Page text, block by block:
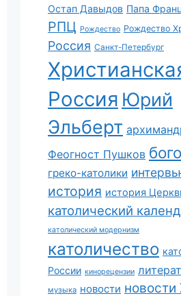
Остап Давыдов Папа
РПЦ Рождество Рождество
Россия Санкт-Петербург
Россия Юрий
Эльберт
Феогност Пушков
греко-католики
история история
католический
католический модернизм
католичество
России кинорецензии
музыка новости новости